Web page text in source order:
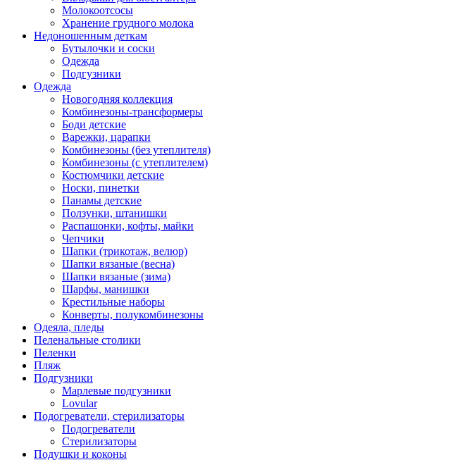
Молокоотсосы
Хранение грудного молока
Недоношенным деткам
Бутылочки и соски
Одежда
Подгузники
Одежда
Новогодняя коллекция
Комбинезоны-трансформеры
Боди детские
Варежки, царапки
Комбинезоны (без утеплителя)
Комбинезоны (с утеплителем)
Костюмчики детские
Носки, пинетки
Панамы детские
Ползунки, штанишки
Распашонки, кофты, майки
Чепчики
Шапки (трикотаж, велюр)
Шапки вязаные (весна)
Шапки вязаные (зима)
Шарфы, манишки
Крестильные наборы
Конверты, полукомбинезоны
Одеяла, пледы
Пеленальные столики
Пеленки
Пляж
Подгузники
Марлевые подгузники
Lovular
Подогреватели, стерилизаторы
Подогреватели
Стерилизаторы
Подушки и коконы